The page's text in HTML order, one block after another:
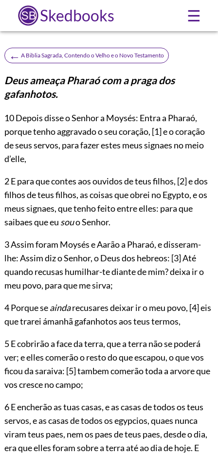
Skedbooks ☰
← A Biblia Sagrada, Contendo o Velho e o Novo Testamento
Deus ameaça Pharaó com a praga dos
gafanhotos.
10Depois disse o Senhor a Moysés: Entra a Pharaó,
porque tenho aggravado o seu coração, [1]e o coração
de seus servos, para fazer estes meus signaes no meio
d’elle,
2 E para que contes aos ouvidos de teus filhos, [2]e dos
filhos de teus filhos, as coisas que obrei no Egypto, e os
meus signaes, que tenho feito entre elles: para que
saibaes que eu souo Senhor.
3 Assim foram Moysés e Aarão a Pharaó, e disseram-
lhe: Assim diz o Senhor, o Deus dos hebreos: [3]Até
quando recusas humilhar-te diante de mim? deixa ir o
meu povo, para que me sirva;
4 Porque seaindarecusares deixar ir o meu povo, [4]eis
que trarei ámanhã gafanhotos aos teus termos,
5 E cobrirão a face da terra, que a terra não se poderá
ver; e elles comerão o resto do que escapou, o que vos
ficou da saraiva: [5]tambem comerão toda a arvore que
vos cresce no campo;
6 E encherão as tuas casas, e as casas de todos os teus
servos, e as casas de todos os egypcios, quaes nunca
viram teus paes, nem os paes de teus paes, desde o dia,
era que elles foram sobre a terra até ao dia de hoje. E